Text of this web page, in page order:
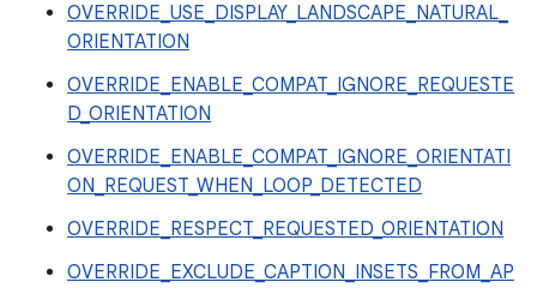
OVERRIDE_USE_DISPLAY_LANDSCAPE_NATURAL_
ORIENTATION
OVERRIDE_ENABLE_COMPAT_IGNORE_REQUESTE
D_ORIENTATION
OVERRIDE_ENABLE_COMPAT_IGNORE_ORIENTATI
ON_REQUEST_WHEN_LOOP_DETECTED
OVERRIDE_RESPECT_REQUESTED_ORIENTATION
OVERRIDE_EXCLUDE_CAPTION_INSETS_FROM_AP